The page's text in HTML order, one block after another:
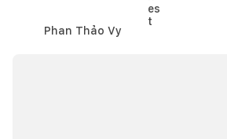
Phan Thảo Vy